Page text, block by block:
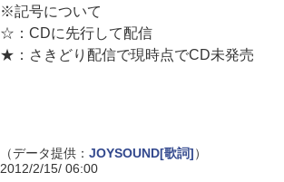
※記号について
☆：CDに先行して配信
★：さきどり配信で現時点でCD未発売
（データ提供： JOYSOUND[歌詞]）
2012/2/15/ 06:00